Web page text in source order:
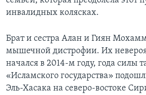
инвалидных колясках.
Брат и сестра Алан и Гиян
мышечной дистрофии. Их
начался в 2014-м году, года силы
«Исламского государства»
Эль-Хасака на северо-востоке